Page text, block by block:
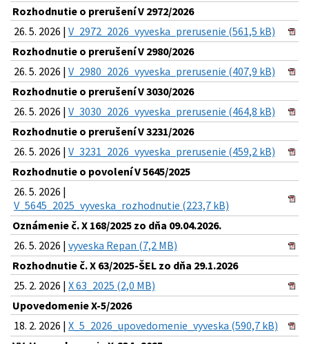
Rozhodnutie o prerušení V 2972/2026
26. 5. 2026 | V_2972_2026_vyveska_prerusenie (561,5 kB)
Rozhodnutie o prerušení V 2980/2026
26. 5. 2026 | V_2980_2026_vyveska_prerusenie (407,9 kB)
Rozhodnutie o prerušení V 3030/2026
26. 5. 2026 | V_3030_2026_vyveska_prerusenie (464,8 kB)
Rozhodnutie o prerušení V 3231/2026
26. 5. 2026 | V_3231_2026_vyveska_prerusenie (459,2 kB)
Rozhodnutie o povolení V 5645/2025
26. 5. 2026 |
V_5645_2025_vyveska_rozhodnutie (223,7 kB)
Oznámenie č. X 168/2025 zo dňa 09.04.2026.
26. 5. 2026 | vyveska Repan (7,2 MB)
Rozhodnutie č. X 63/2025-ŠEL zo dňa 29.1.2026
25. 2. 2026 | X 63_2025 (2,0 MB)
Upovedomenie X-5/2026
18. 2. 2026 | X_5_2026_upovedomenie_vyveska (590,7 kB)